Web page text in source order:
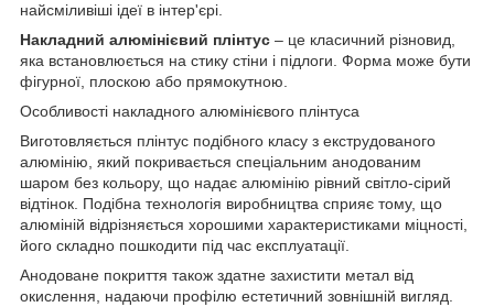
найсміливіші ідеї в інтер'єрі.
Накладний алюмінієвий плінтус – це класичний різновид,
яка встановлюється на стику стіни і підлоги. Форма може бути
фігурної, плоскою або прямокутною.
Особливості накладного алюмінієвого плінтуса
Виготовляється плінтус подібного класу з екструдованого
алюмінію, який покривається спеціальним анодованим
шаром без кольору, що надає алюмінію рівний світло-сірий
відтінок. Подібна технологія виробництва сприяє тому, що
алюміній відрізняється хорошими характеристиками міцності,
його складно пошкодити під час експлуатації.
Анодоване покриття також здатне захистити метал від
окислення, надаючи профілю естетичний зовнішній вигляд.